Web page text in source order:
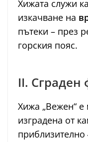
Хижата служи
изкачване на
пътеки – през
горския пояс.
II. Сграден
Хижа „Вежен“ е
изградена от
приблизително